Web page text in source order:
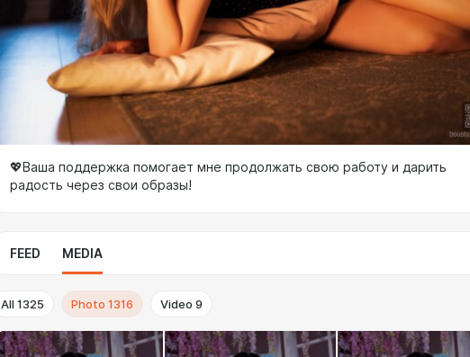
💖Ваша поддержка помогает мне продолжать свою работу и дарить
радость через свои образы!
FEED MEDIA
All1325 Photo 1316 Video 9